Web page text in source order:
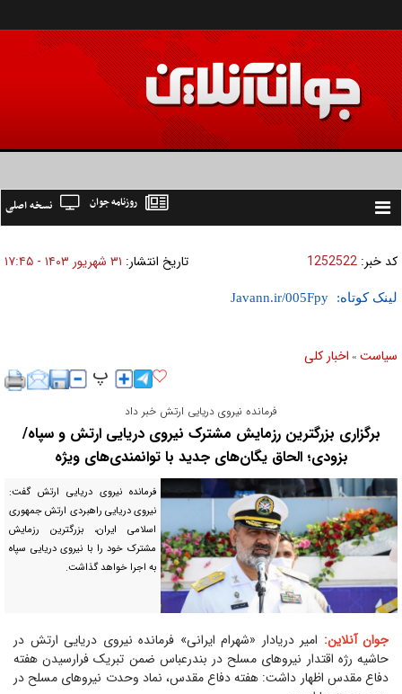
Toggle
نسخه اصلی روزنامه جوان
کد خبر: 1252522 تاریخ انتشار: ۳۱ شهريور ۱۴۰۳ - ۱۷:۴۵
لینک کوتاه:
سیاست » اخبار کلی
فرمانده نیروی دریایی ارتش خبر داد
برگزاری بزرگترین رزمایش مشترک نیروی دریایی ارتش و سپاه/
بزودی؛ الحاق یگان‌های جدید با توانمندی‌های ویژه
فرمانده نیروی دریایی ارتش گفت:
نیروی دریایی راهبردی ارتش جمهوری
اسلامی ایران، بزرگترین رزمایش
مشترک خود را با نیروی دریایی سپاه
به اجرا خواهد گذاشت.
جوان آنلاین: امیر دریادار «شهرام ایرانی» فرمانده نیروی دریایی ارتش در
حاشیه رژه اقتدار نیرو‌های مسلح در بندرعباس ضمن تبریک فرارسیدن هفته
دفاع مقدس اظهار داشت: هفته دفاع مقدس، نماد وحدت نیرو‌های مسلح در